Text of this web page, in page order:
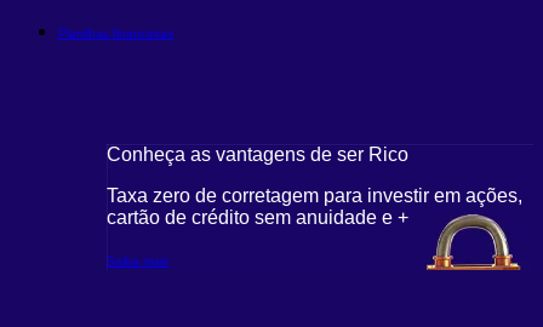
Planilhas financeiras
Conheça as vantagens de ser Rico
Taxa zero de corretagem para investir em ações,
cartão de crédito sem anuidade e +
Saiba mais